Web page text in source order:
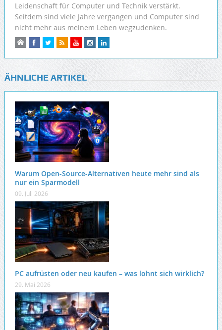
Leidenschaft für Computer und Technik verstärkt.
Seitdem sind viele Jahre vergangen und Computer sind
nicht mehr aus meinem Leben wegzudenken.
ÄHNLICHE ARTIKEL
Warum Open-Source-Alternativen heute mehr sind als
nur ein Sparmodell
09. Juli 2026
PC aufrüsten oder neu kaufen – was lohnt sich wirklich?
29. Mai 2026